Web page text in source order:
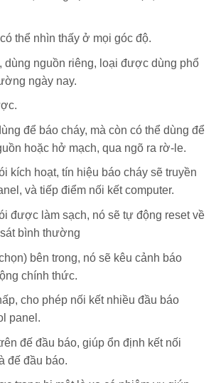
thể nhìn thấy ở mọi góc độ.
dùng nguồn riêng, loại được dùng phổ
ngày nay.
để báo cháy, mà còn có thể dùng để
hoặc hở mạch, qua ngõ ra rờ-le.
kích hoạt, tín hiệu báo cháy sẽ truyền
và tiếp điểm nối kết computer.
được làm sạch, nó sẽ tự động reset về
bình thường
bên trong, nó sẽ kêu cảnh báo
chính thức.
cho phép nối kết nhiều đầu báo
panel.
đế đầu báo, giúp ổn định kết nối
đế đầu báo.